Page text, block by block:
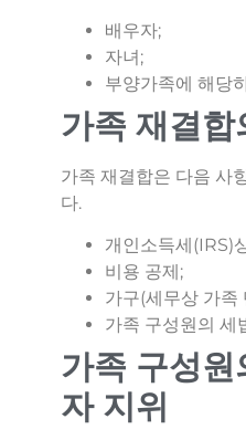
배우자;
자녀;
부양가족에 해당
가족 재결
가족 재결합은 다음 사
다.
개인소득세(IRS)
비용 공제;
가구(세무상 가족
가족 구성원의 세
가족 구성
자 지위